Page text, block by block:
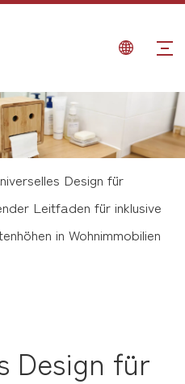
Design für
Leitfaden für inklusive
in Wohnimmobilien
Design für